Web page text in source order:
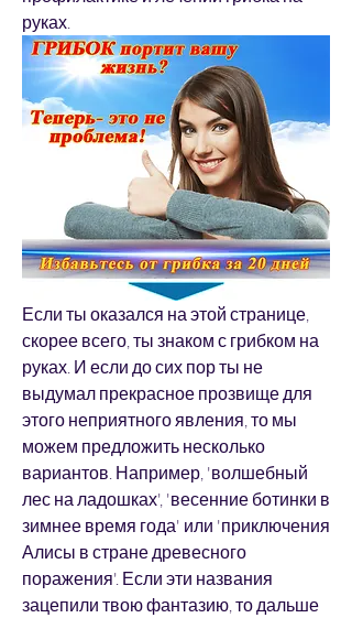
руках.
Если ты оказался на этой странице,
скорее всего, ты знаком с грибком на
руках. И если до сих пор ты не
выдумал прекрасное прозвище для
этого неприятного явления, то мы
можем предложить несколько
вариантов. Например, 'волшебный
лес на ладошках', 'весенние ботинки в
зимнее время года' или 'приключения
Алисы в стране древесного
поражения'. Если эти названия
зацепили твою фантазию, то дальше